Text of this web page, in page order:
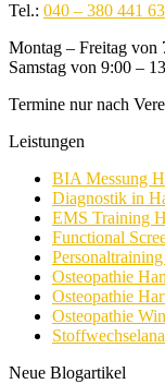
Tel.: 040 – 380 441 63
Montag – Freitag von
Samstag von 9:00 –
Termine nur nach
Leistungen
BIA Messung
Diagnostik in
EMS Training
Functional
Osteopathie
Osteopathie
Osteopathie
Neue Blogartikel